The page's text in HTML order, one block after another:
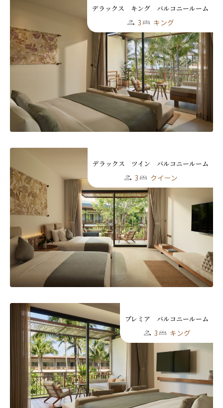
デラックス キング バルコニールーム
3 キング
デラックス ツイン バルコニールーム
3 クイーン
プレミア バルコニールーム
3 キング
ニュースレター登録
名前（ローマ字）*